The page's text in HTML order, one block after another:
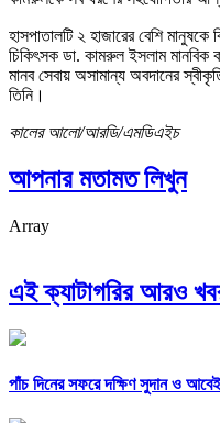
হাসপাতালটি ২ হাজারের বেশি মানুষকে
চিকিৎসক ডা. কামরুল ইসলাম মানবিক
মানব সেবায় অসামান্য অবদানের
তিনি।
কালের আলো/আরডি/এমডিএইচ
আপনার মতামত লিখুন
Array
এই ক্যাটাগরির আরও
পাঁচ দিনের সফরে দক্ষিণ সুদান ও